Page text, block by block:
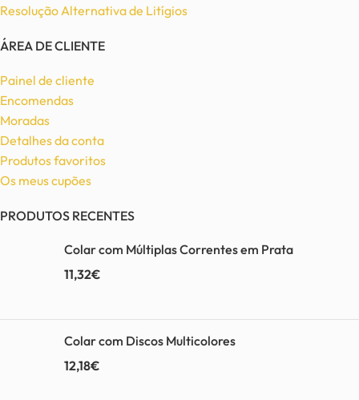
Resolução Alternativa de Litígios
ÁREA DE CLIENTE
Painel de cliente
Encomendas
Moradas
Detalhes da conta
Produtos favoritos
Os meus cupões
PRODUTOS RECENTES
Colar com Múltiplas Correntes em Prata
11,32€
Colar com Discos Multicolores
12,18€